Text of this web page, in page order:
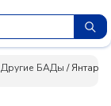
Другие БАДы /